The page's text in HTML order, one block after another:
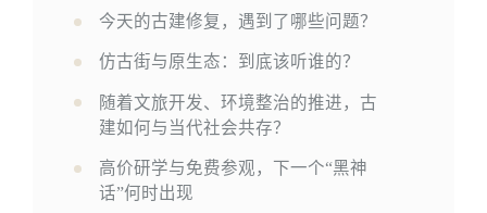
今天的古建修复，遇到了哪些问题？
仿古街与原生态：到底该听谁的？
随着文旅开发、环境整治的推进，古
建如何与当代社会共存？
高价研学与免费参观，下一个“黑神
话”何时出现